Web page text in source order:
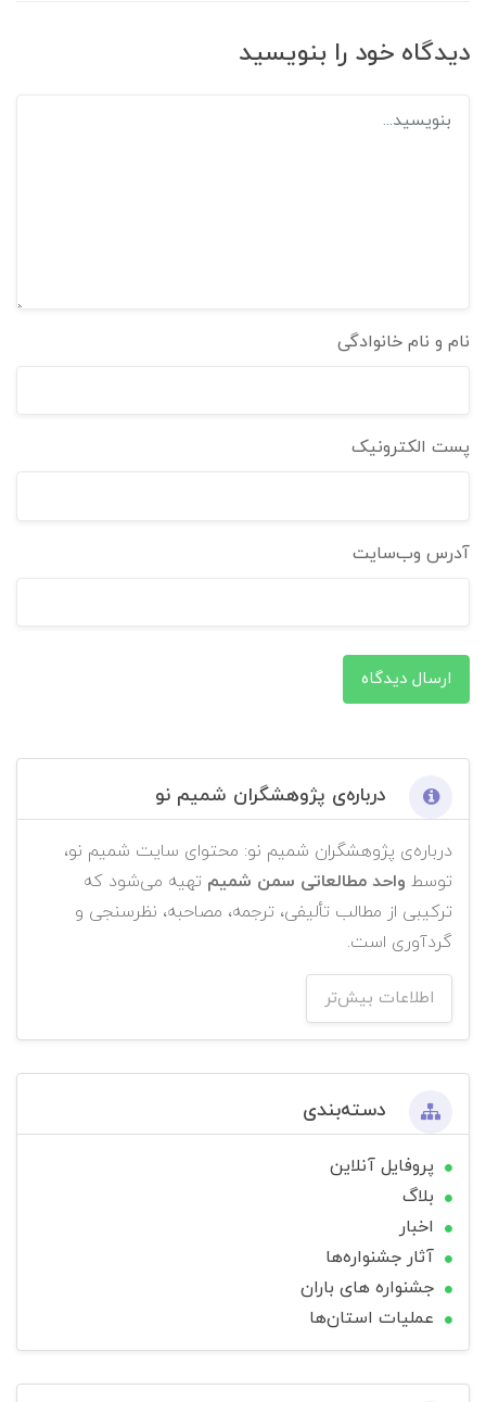
دیدگاه خود را بنویسید
نام و نام خانوادگی
پست الکترونیک
آدرس وب‌سایت
ارسال دیدگاه
درباره‌ی پژوهشگران شمیم نو
درباره‌ی پژوهشگران شمیم نو: محتوای سایت شمیم نو،
توسط واحد مطالعاتی سمن شمیم تهیه می‌شود که
ترکیبی از مطالب تألیفی، ترجمه، مصاحبه، نظرسنجی و
گردآوری است.
اطلاعات بیش‌تر
دسته‌بندی
پروفایل آنلاین
بلاگ
اخبار
آثار جشنواره‌ها
جشنواره های باران
عملیات استان‌ها